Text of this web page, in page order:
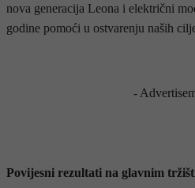
nova generacija Leona i električni
godine pomoći u ostvarenju naših
-
Povijesni rezultati na glavnim